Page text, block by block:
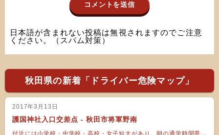
日本語が含まれない投稿は無視されますのでご注意
ください。（スパム対策）
秋田県の新着「ドライバー危険マップ」
2017年3月13日
護国神社入口交差点 - 秋田市将軍野南
付近には小学校・中学校・高校・女子短大があり、朝の通学時間帯...